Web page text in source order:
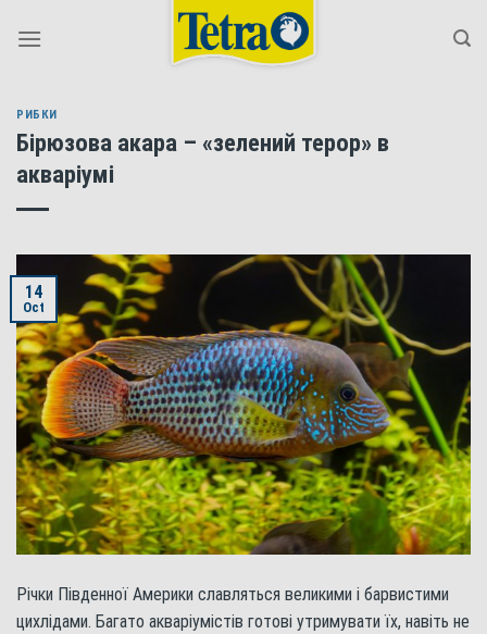
РИБКИ
Бірюзова акара – «зелений терор» в
акваріумі
14
Oct
Річки Південної Америки славляться великими і барвистими
цихлідами. Багато акваріумістів готові утримувати їх, навіть не